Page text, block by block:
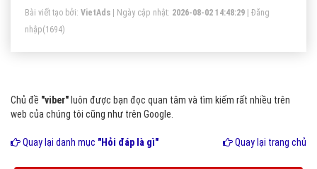
Bài viết tạo bởi: VietAds | Ngày cập nhật: 2026-08-02 14:48:29
Đăng
nhập(1694)
Chủ đề "viber" luôn được bạn đọc quan tâm và tìm kiếm rất nhiều trên
web của chúng tôi cũng như trên Google.
Quay lại danh mục "Hỏi đáp là gì" Quay lại trang chủ